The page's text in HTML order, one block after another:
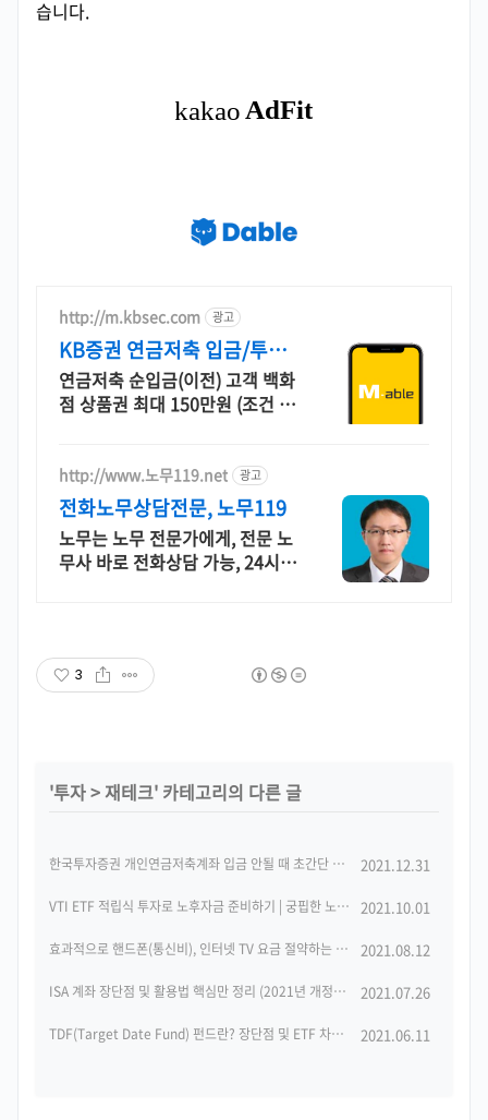
습니다.
http://m.kbsec.com 광고
KB증권 연금저축 입금/투자
구간별 쿠폰 혜택
연금저축 순입금(이전) 고객 백화
점 상품권 최대 150만원 (조건 충
기
http://www.노무119.net 광고
전화노무상담전문, 노무119
노무는 노무 전문가에게, 전문 노
무사 바로 전화상담 가능, 24시간
3
'투자>재테크' 카테고리의 다른 글
한국투자증권 개인연금저축계좌 입금 안될 때 초간단 해결방법 (0)
2021.12.31
VTI ETF 적립식 투자로 노후자금 준비하기 | 궁핍한 노후를 보내기 싫다면... 2021.10.01
효과적으로 핸드폰(통신비), 인터넷 TV 요금 절약하는 방법 feat. SK세븐모바일, KT스카이라이프 2021.08.12
ISA 계좌 장단점 및 활용법 핵심만 정리 (2021년 개정안 반영) (2)
2021.07.26
TDF(Target Date Fund) 펀드란? 장단점 및 ETF 차이점 정리 (2)
2021.06.11